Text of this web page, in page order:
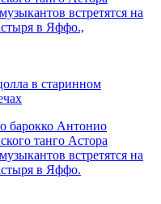
встретятся на
в Яффо.,
в старинном
барокко Антонио
танго Астора
встретятся на
в Яффо.